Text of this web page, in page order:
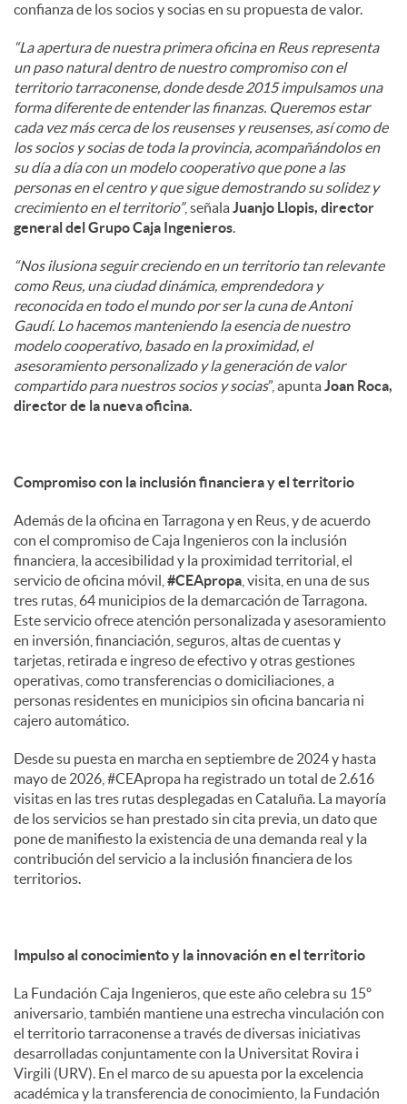
confianza de los socios y socias en su propuesta de valor.
“La apertura de nuestra primera oficina en Reus representa
un paso natural dentro de nuestro compromiso con el
territorio tarraconense, donde desde 2015 impulsamos una
forma diferente de entender las finanzas. Queremos estar
cada vez más cerca de los reusenses y reusenses, así como de
los socios y socias de toda la provincia, acompañándolos en
su día a día con un modelo cooperativo que pone a las
personas en el centro y que sigue demostrando su solidez y
crecimiento en el territorio”, señalaJuanjo Llopis, director
general del Grupo Caja Ingenieros.
“Nos ilusiona seguir creciendo en un territorio tan relevante
como Reus, una ciudad dinámica, emprendedora y
reconocida en todo el mundo por ser la cuna de Antoni
Gaudí. Lo hacemos manteniendo la esencia de nuestro
modelo cooperativo, basado en la proximidad, el
asesoramiento personalizado y la generación de valor
compartido para nuestros socios y socias”, apuntaJoan Roca,
director de la nueva oficina.
Compromiso con la inclusión financiera y el territorio
Además de la oficina en Tarragona y en Reus, y de acuerdo
con el compromiso de Caja Ingenieros con la inclusión
financiera, la accesibilidad y la proximidad territorial, el
servicio de oficina móvil, #CEApropa , visita, en una de sus
tres rutas, 64 municipios de la demarcación de Tarragona.
Este servicio ofrece atención personalizada y asesoramiento
en inversión, financiación, seguros, altas de cuentas y
tarjetas, retirada e ingreso de efectivo y otras gestiones
operativas, como transferencias o domiciliaciones, a
personas residentes en municipios sin oficina bancaria ni
cajero automático.
Desde su puesta en marcha en septiembre de 2024 y hasta
mayo de 2026, #CEApropa ha registrado un total de 2.616
visitas en las tres rutas desplegadas en Cataluña. La mayoría
de los servicios se han prestado sin cita previa, un dato que
pone de manifiesto la existencia de una demanda real y la
contribución del servicio a la inclusión financiera de los
territorios.
Impulso al conocimiento y la innovación en el territorio
La Fundación Caja Ingenieros, que este año celebra su 15º
aniversario, también mantiene una estrecha vinculación con
el territorio tarraconense a través de diversas iniciativas
desarrolladas conjuntamente con la Universitat Rovira i
Virgili (URV). En el marco de su apuesta por la excelencia
académica y la transferencia de conocimiento, la Fundación